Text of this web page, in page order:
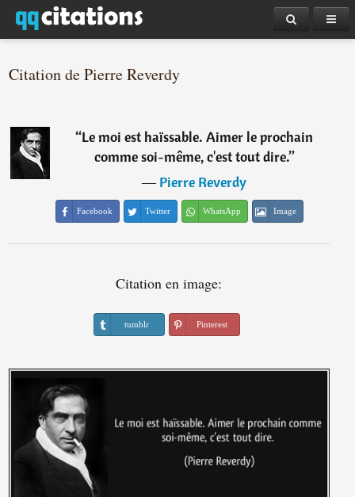
Citation de Pierre Reverdy
“Le moi est haïssable. Aimer le prochain
comme soi-même, c'est tout dire.”
―Pierre Reverdy
Facebook Twitter WhatsApp Image
Citation en image:
tumblr Pinterest